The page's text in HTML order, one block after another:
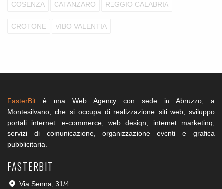
COSENZA
CATANZARO REGGIO CALABRIA
CROTONE VIBO VALENTIA
FasterBit è una Web Agency con sede in Abruzzo, a
Montesilvano, che si occupa di realizzazione siti web, sviluppo
portali internet, e-commerce, web design, internet marketing,
servizi di comunicazione, organizzazione eventi e grafica
pubblicitaria.
FASTERBIT
Via Senna, 31/4